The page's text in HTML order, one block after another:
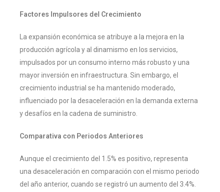
Factores Impulsores del Crecimiento
La expansión económica se atribuye a la mejora en la
producción agrícola y al dinamismo en los servicios,
impulsados por un consumo interno más robusto y una
mayor inversión en infraestructura. Sin embargo, el
crecimiento industrial se ha mantenido moderado,
influenciado por la desaceleración en la demanda externa
y desafíos en la cadena de suministro.
Comparativa con Periodos Anteriores
Aunque el crecimiento del 1.5% es positivo, representa
una desaceleración en comparación con el mismo periodo
del año anterior, cuando se registró un aumento del 3.4%.